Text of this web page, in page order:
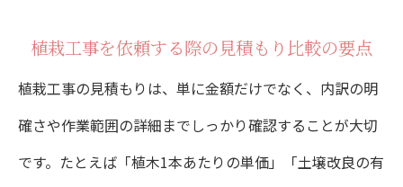
植栽工事を依頼する際の見積もり比較の要点
植栽工事の見積もりは、単に金額だけでなく、内訳の明
確さや作業範囲の詳細までしっかり確認することが大切
です。たとえば「植木1本あたりの単価」「土壌改良の有